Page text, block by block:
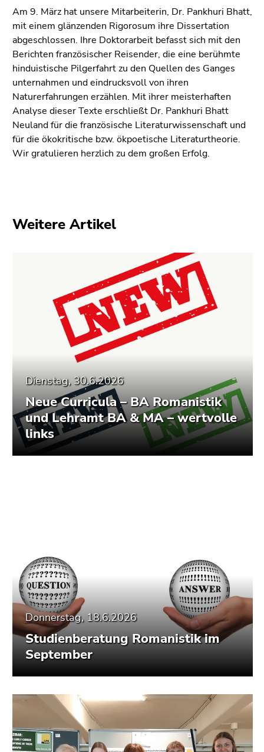
Am 9. März hat unsere Mitarbeiterin, Dr. Pankhuri Bhatt,
mit einem glänzenden Rigorosum ihre Dissertation
abgeschlossen. Ihre Doktorarbeit befasst sich mit den
Berichten französischer Reisender, die eine berühmte
hinduistische Pilgerfahrt zu den Quellen des Ganges
unternahmen und eindrucksvoll von ihren
Naturerfahrungen erzählen. Mit ihrer meisterhaften
Analyse dieser Texte erschließt Dr. Pankhuri Bhatt
Neuland für die französische Literaturwissenschaft und
für die ökokritische bzw. ökpoetische Literaturtheorie.
Wir gratulieren herzlich zu dem großen Erfolg.
Weitere Artikel
Dienstag, 30.6.2026
Neue Curricula – BA Romanistik
und Lehramt BA & MA – wertvolle
links
Donnerstag, 18.6.2026
Studienberatung Romanistik im
September